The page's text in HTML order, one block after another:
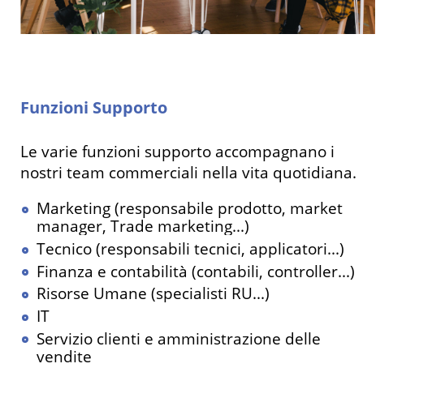
Funzioni Supporto
Le varie funzioni supporto accompagnano i
nostri team commerciali nella vita quotidiana.
Marketing (responsabile prodotto, market
manager, Trade marketing...)
Tecnico (responsabili tecnici, applicatori...)
Finanza e contabilità (contabili, controller...)
Risorse Umane (specialisti RU...)
IT
Servizio clienti e amministrazione delle
vendite